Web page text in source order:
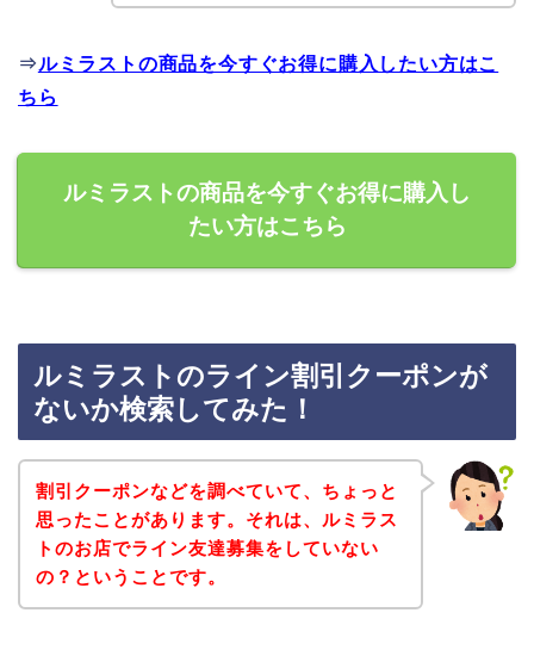
⇒ルミラストの商品を今すぐお得に購入したい方はこ
ちら
ルミラストの商品を今すぐお得に購入し
たい方はこちら
ルミラストのライン割引クーポンが
ないか検索してみた！
割引クーポンなどを調べていて、ちょっと
思ったことがあります。それは、ルミラス
トのお店でライン友達募集をしていない
の？ということです。